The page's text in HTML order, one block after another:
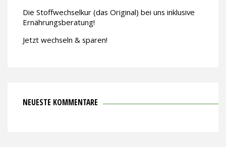
Die Stoffwechselkur (das Original) bei uns inklusive
Ernährungsberatung!
Jetzt wechseln & sparen!
NEUESTE KOMMENTARE